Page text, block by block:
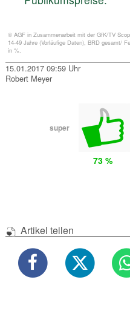
© AGF in Zusammenarbeit mit der GfK/TV
14-49 Jahre (Vorläufige Daten), BRD gesamt/
in %.
15.01.2017 09:59 Uhr
Robert Meyer
super
73 %
Artikel teilen